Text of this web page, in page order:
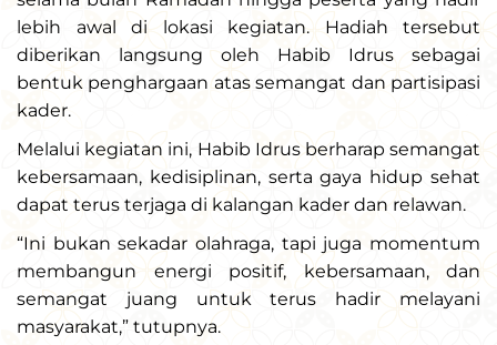
lebih awal di lokasi kegiatan. Hadiah tersebut
diberikan langsung oleh Habib Idrus sebagai
bentuk penghargaan atas semangat dan partisipasi
kader.
Melalui kegiatan ini, Habib Idrus berharap semangat
kebersamaan, kedisiplinan, serta gaya hidup sehat
dapat terus terjaga di kalangan kader dan relawan.
“Ini bukan sekadar olahraga, tapi juga momentum
membangun energi positif, kebersamaan, dan
semangat juang untuk terus hadir melayani
masyarakat,” tutupnya.